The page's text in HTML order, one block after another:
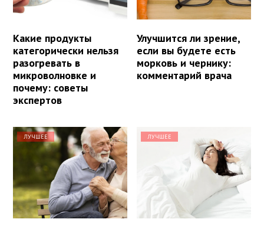
Какие продукты
категорически нельзя
разогревать в
микроволновке и
почему: советы
экспертов
Улучшится ли зрение,
если вы будете есть
морковь и чернику:
комментарий врача
ЛУЧШЕЕ ЛУЧШЕЕ